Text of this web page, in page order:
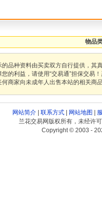
物品
品种资料由买卖双方自行提供，
的利益，请使用“交易通”担保交
商家向未成年人出售本站的相关商
网站简介| 联系方式| 网站地图
兰花交易网版权所有，未经许
Copyright © 2003 -